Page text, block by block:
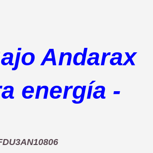
LA ADMINISTRACION ELECTRONICA
4
PARA MEJORAR LA EFICIENCIA
Y PUESTA EN VALOR DEL
9
Andarax
energía -